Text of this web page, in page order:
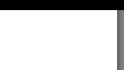
italiano,